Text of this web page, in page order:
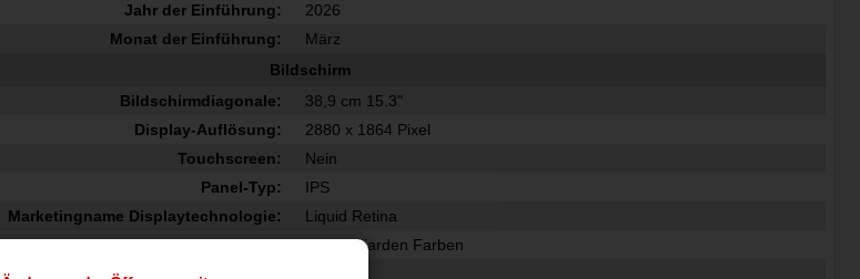
Jahr der Einführung:
2026
Monat der Einführung:
März
Bildschirm
Bildschirmdiagonale:
38,9 cm 15.3"
Display-Auflösung:
2880 x 1864 Pixel
Touchscreen:
Nein
Panel-Typ:
IPS
Marketingname Displaytechnologie:
Liquid Retina
Anzahl der Farben des Displays:
1,07 Milliarden Farben
LED-Hintergrundbeleuchtung: